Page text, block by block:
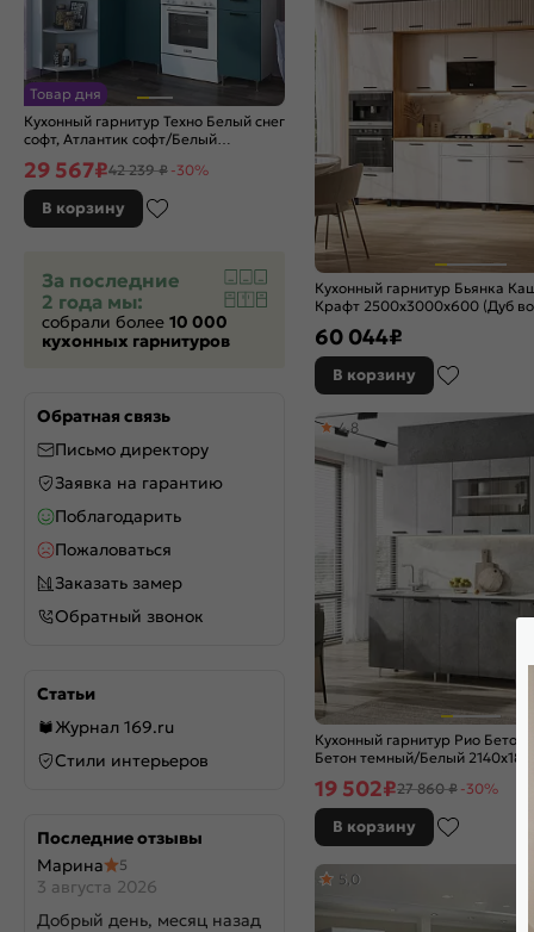
Grey Softwood
Grey-green In 2S
Light Grey In 2S
Magnum
Mint
Natural Casella Oak 2S
Nordic Oak
Omnia
Silky Blue
Silky Light Grey
Silky Mint
Silky White
Special White
Stormy Silk
Super White
Temple Stone 2S
White Dreamline
White In 2S
White Silk
Wotan Oak 2S
Аквамарин
Антрацит
Атлантик софт
Товар дня
Кухонный гарнитур Техно Белый снег
софт, Атлантик софт/Белый
29 567₽42 239 ₽ -30%
В корзину
За последние
2 года мы:
собрали более 10 000
кухонных гарнитуров
Обратная связь
Письмо директору
Заявка на гарантию
Поблагодарить
Пожаловаться
Заказать замер
Обратный звонок
Статьи
Журнал 169.ru
Стили интерьеров
Последние отзывы
Марина
5
3 августа 2026
Добрый день, месяц назад
Кухонный гарнитур Бьянка
Крафт 2500x3000x600 (Дуб
60 044₽
В корзину
Кухонный гарнитур Рио Бетон
Бетон темный/Белый
4,8
19 502₽27 860 ₽ -30%
В корзину
5,0